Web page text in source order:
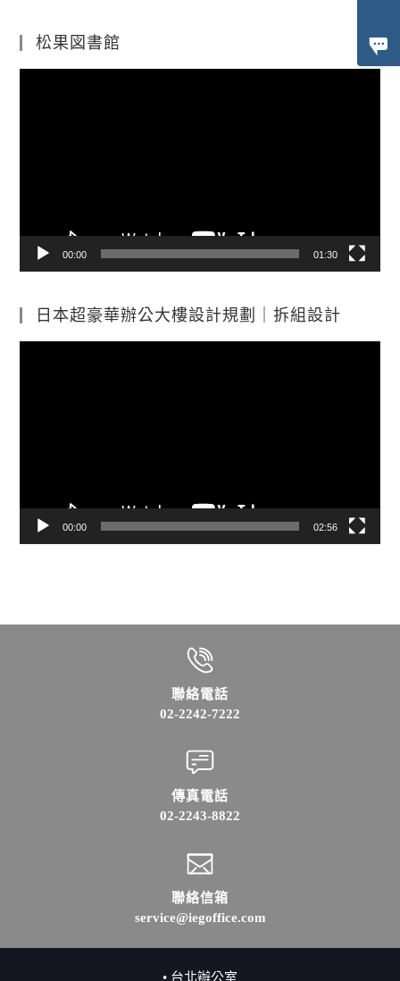
松果図書館
00:00 01:30
日本超豪華辦公大樓設計規劃｜拆組設計
00:00 02:56
聯絡電話
02-2242-7222
傳真電話
02-2243-8822
聯絡信箱
service@iegoffice.com
• 台北辦公室